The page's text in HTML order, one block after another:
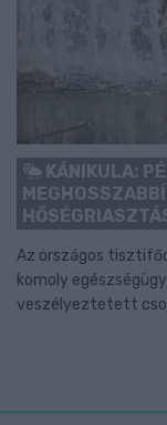
KÁNIKULA:
Az országos
komoly
veszélyeztetett